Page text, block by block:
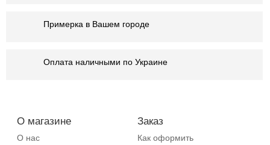
Примерка в Вашем городе
Оплата наличными по Украине
О магазине
О нас
Заказ
Как оформить